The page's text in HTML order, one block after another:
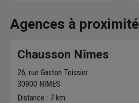
livraison. Bonus : Nous livrons
jusqu'au 7ème étage.
Agences à proximité
Chausson Nîmes
26, rue Gaston Teissier
30900 NIMES
Distance : 7 km